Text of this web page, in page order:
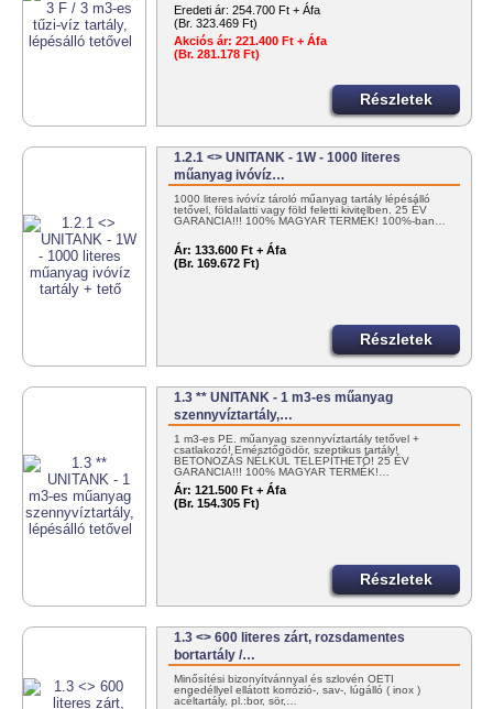
Eredeti ár: 254.700 Ft + Áfa
(Br. 323.469 Ft)
Akciós ár: 221.400 Ft + Áfa
(Br. 281.178 Ft)
Részletek
1.2.1 <> UNITANK - 1W - 1000 literes
műanyag ivóvíz…
1000 literes ivóvíz tároló műanyag tartály lépésálló
tetővel, földalatti vagy föld feletti kivitelben. 25 ÉV
GARANCIA!!! 100% MAGYAR TERMÉK! 100%-ban…
Ár: 133.600 Ft + Áfa
(Br. 169.672 Ft)
Részletek
1.3 ** UNITANK - 1 m3-es műanyag
szennyvíztartály,…
1 m3-es PE. műanyag szennyvíztartály tetővel +
csatlakozó! Emésztőgödör, szeptikus tartály!
BETONOZÁS NÉLKÜL TELEPÍTHETŐ! 25 ÉV
GARANCIA!!! 100% MAGYAR TERMÉK!…
Ár: 121.500 Ft + Áfa
(Br. 154.305 Ft)
Részletek
1.3 <> 600 literes zárt, rozsdamentes
bortartály /…
Minősítési bizonyítvánnyal és szlovén OÉTI
engedéllyel ellátott korrózió-, sav-, lúgálló ( inox )
acéltartály, pl.:bor, sör,…